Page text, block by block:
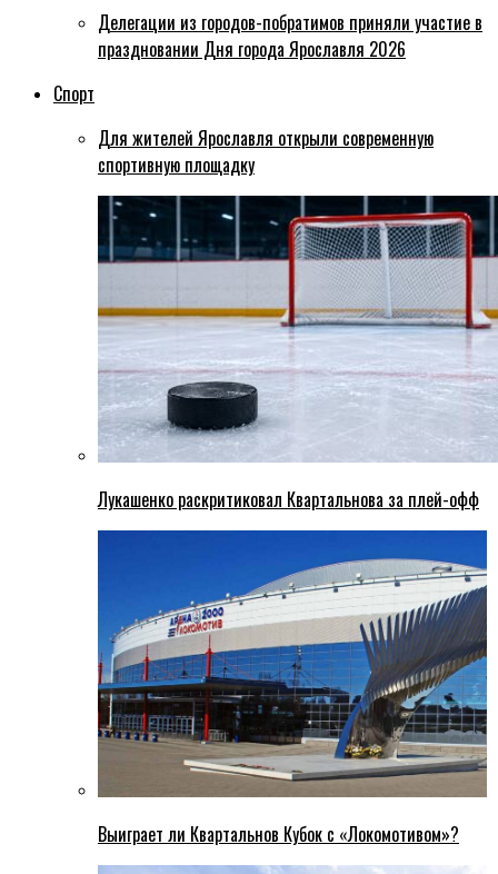
Делегации из городов-побратимов приняли участие в
праздновании Дня города Ярославля 2026
Спорт
Для жителей Ярославля открыли современную
спортивную площадку
Лукашенко раскритиковал Квартальнова за плей-офф
Выиграет ли Квартальнов Кубок с «Локомотивом»?